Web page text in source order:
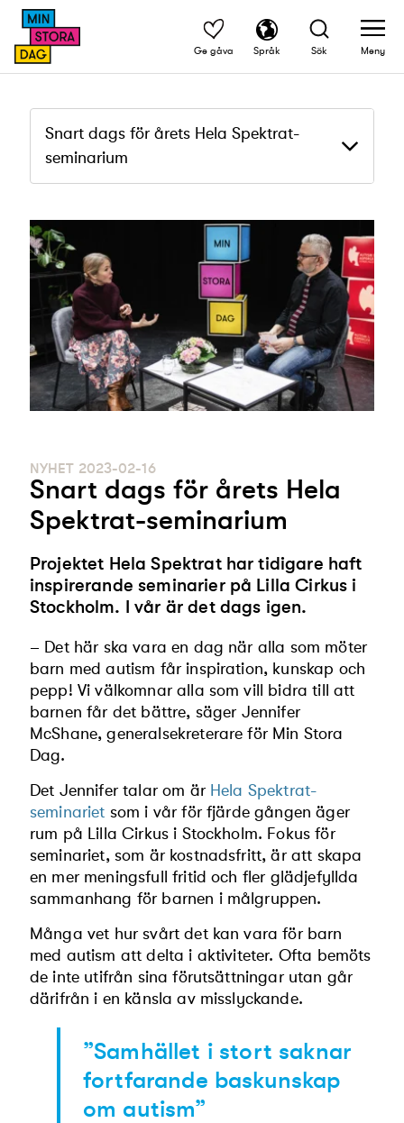
Ge gåva Språk Sök Meny
Snart dags för årets Hela Spektrat-
seminarium
NYHET 2023-02-16
Snart dags för årets Hela
Spektrat-seminarium
Projektet Hela Spektrat har tidigare haft
inspirerande seminarier på Lilla Cirkus i
Stockholm. I vår är det dags igen.
– Det här ska vara en dag när alla som möter
barn med au­tism får inspiration, kunskap och
pepp! Vi välkomnar alla som vill bidra till att
barnen får det bättre, säger Jennifer
McShane, generalsekreterare för Min Stora
Dag.
Det Jennifer talar om är Hela Spektrat-
seminariet som i vår för fjärde gången äger
rum på Lilla Cirkus i Stock­holm. Fokus för
seminariet, som är kostnadsfritt, är att skapa
en mer meningsfull fritid och fler glädjefyllda
sammanhang för barnen i målgruppen.
Många vet hur svårt det kan vara för barn
med autism att delta i aktiviteter. Ofta bemöts
de inte utifrån sina förutsätt­ningar utan går
därifrån i en känsla av misslyckande.
”Samhället i stort saknar
fortfarande baskun­skap
om autism”